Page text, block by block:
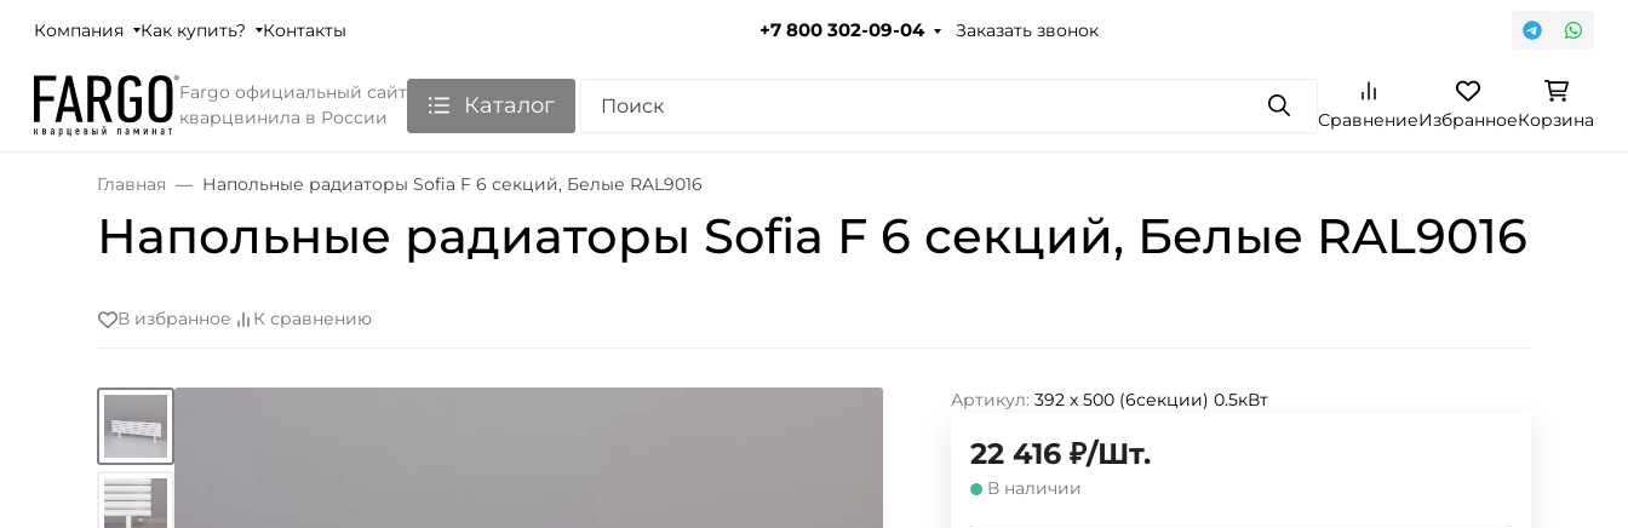
Компания Как купить? Контакты +7 800 302-09-04 Заказать звонок
Fargo официальный сайт
кварцвинила в России
Каталог ПоискСравнениеИзбранноеКорзина
Главная Напольные радиаторы Sofia F 6 секций, Белые RAL9016
Напольные радиаторы Sofia F 6 секций, Белые RAL9016
В избранное К сравнению
Артикул: 392 х 500 (6секции) 0.5кВт
22 416 ₽/Шт.
В наличии